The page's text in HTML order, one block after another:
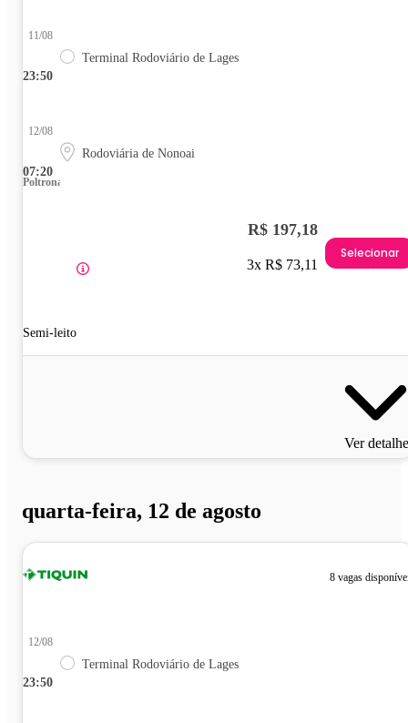
23:50
11/08
Terminal Rodoviário de Lages
07:20
12/08
Rodoviária de Nonoai
Poltrona
Semi-leito
R$ 197,18
3x R$ 73,11
Selecionar
Ver
quarta-feira, 12 de agosto
8 vagas
23:50
12/08
Terminal Rodoviário de Lages